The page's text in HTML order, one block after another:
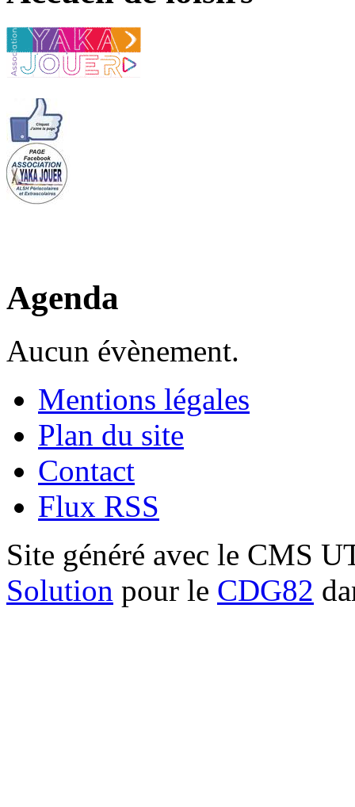
Agenda
Aucun évènement.
Mentions légales
Plan du site
Contact
Flux RSS
Site généré avec le CMS
Solution pour le CDG82